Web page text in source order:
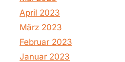
April 2023
März 2023
Februar 2023
Januar 2023